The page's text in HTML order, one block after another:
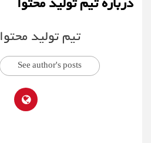
تیم تولید محتوا
See author's posts